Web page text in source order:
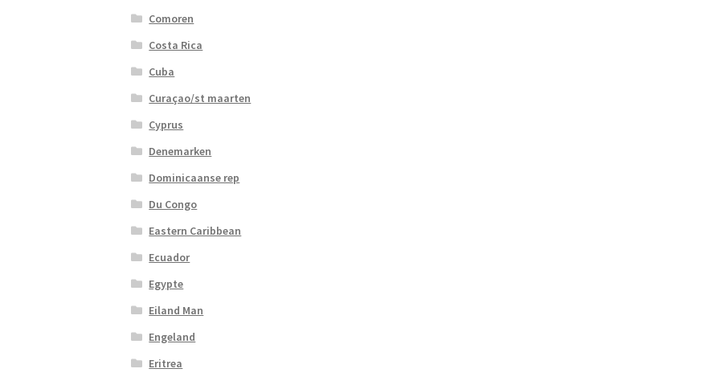
Comoren
Costa Rica
Cuba
Curaçao/st maarten
Cyprus
Denemarken
Dominicaanse rep
Du Congo
Eastern Caribbean
Ecuador
Egypte
Eiland Man
Engeland
Eritrea